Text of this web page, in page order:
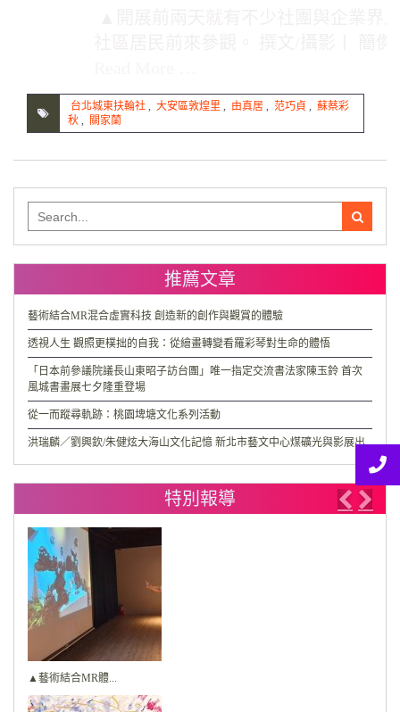
台北城東扶輪社 , 大安區敦煌里 , 由真居 , 范巧貞 , 蘇蔡彩
秋 , 關家蘭
for:
推薦文章
藝術結合MR混合虛實科技 創造新的創作與觀賞的體驗
透視人生 觀照更樸拙的自我：從繪畫轉變看羅彩琴對生命的體悟
「日本前參議院議長山東昭子訪台團」唯一指定交流書法家陳玉鈴 首次
風城書畫展七夕隆重登場
從一而蹤尋軌跡：桃園埤塘文化系列活動
洪瑞麟／劉興欽/朱健炫大海山文化記憶 新北市藝文中心煤礦光與影展出
特別報導
▲藝術結合MR體...